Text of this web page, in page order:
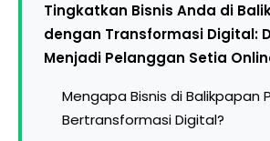
Tingkatkan Bisnis Anda di
dengan Transformasi Digital:
Menjadi Pelanggan Setia
Mengapa Bisnis di Balikpapan
Bertransformasi Digital?